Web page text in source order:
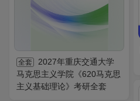
全套
2027年重庆交通大学
马克思主义学院《620马克思
主义基础理论》考研全套